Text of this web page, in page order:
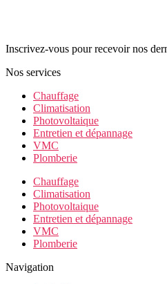
Inscrivez-vous pour recevoir nos
Nos services
Chauffage
Climatisation
Photovoltaique
Entretien et dépannage
VMC
Plomberie
Chauffage
Climatisation
Photovoltaique
Entretien et dépannage
VMC
Plomberie
Navigation